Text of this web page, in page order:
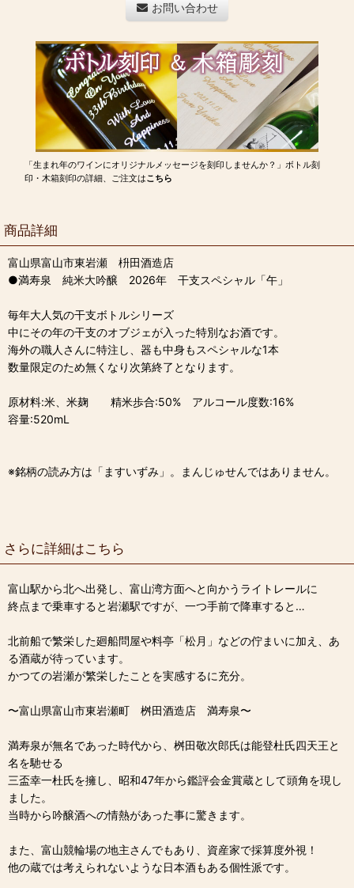
お問い合わせ
「生まれ年のワインにオリジナルメッセージを刻印しませんか？」ボトル刻
印・木箱刻印の詳細、ご注文はこちら
商品詳細
富山県富山市東岩瀬 枡田酒造店
●満寿泉 純米大吟醸 2026年 干支スペシャル「午」
毎年大人気の干支ボトルシリーズ
中にその年の干支のオブジェが入った特別なお酒です。
海外の職人さんに特注し、器も中身もスペシャルな1本
数量限定のため無くなり次第終了となります。
原材料:米、米麹 精米歩合:50% アルコール度数:16%
容量:520mL
※銘柄の読み方は「ますいずみ」。まんじゅせんではありません。
さらに詳細はこちら
富山駅から北へ出発し、富山湾方面へと向かうライトレールに
終点まで乗車すると岩瀬駅ですが、一つ手前で降車すると…
北前船で繁栄した廻船問屋や料亭「松月」などの佇まいに加え、あ
る酒蔵が待っています。
かつての岩瀬が繁栄したことを実感するに充分。
〜富山県富山市東岩瀬町 桝田酒造店 満寿泉〜
満寿泉が無名であった時代から、桝田敬次郎氏は能登杜氏四天王と
名を馳せる
三盃幸一杜氏を擁し、昭和47年から鑑評会金賞蔵として頭角を現し
ました。
当時から吟醸酒への情熱があった事に驚きます。
また、富山競輪場の地主さんでもあり、資産家で採算度外視！
他の蔵では考えられないような日本酒もある個性派です。